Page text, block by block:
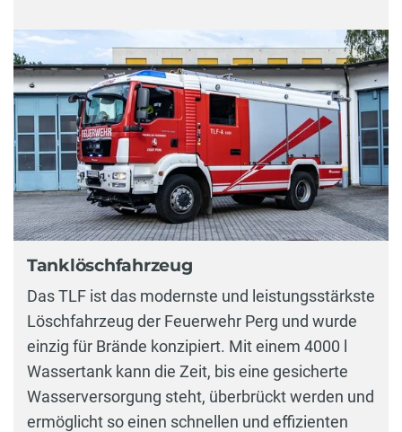
Tanklöschfahrzeug
Das TLF ist das modernste und leistungsstärkste
Löschfahrzeug der Feuerwehr Perg und wurde
einzig für Brände konzipiert. Mit einem 4000 l
Wassertank kann die Zeit, bis eine gesicherte
Wasserversorgung steht, überbrückt werden und
ermöglicht so einen schnellen und effizienten